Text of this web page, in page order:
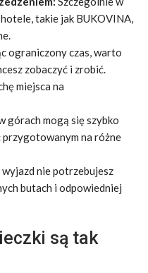
takie jak BUKOVINA,
ograniczony czas, warto
zobaczyć i zrobić.
miejsca na
górach mogą się szybko
na różne
nie potrzebujesz
butach i odpowiedniej
są tak